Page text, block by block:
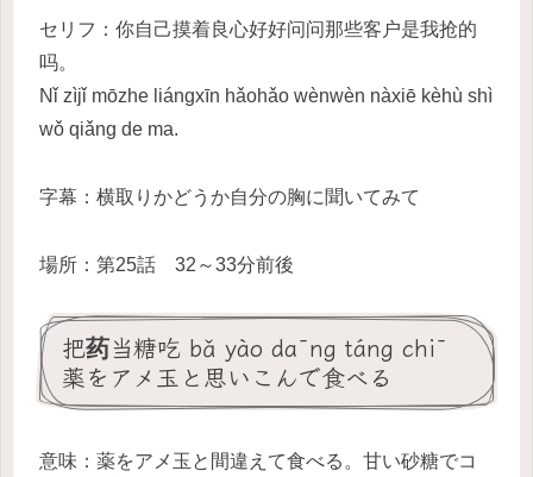
セリフ：你自己摸着良心好好问问那些客户是我抢的
吗。
Nǐ zìjǐ mōzhe liángxīn hǎohǎo wènwèn nàxiē kèhù shì
wǒ qiǎng de ma.
字幕：横取りかどうか自分の胸に聞いてみて
場所：第25話 32～33分前後
把药当糖吃 bǎ yào dāng táng chī
薬をアメ玉と思いこんで食べる
意味：薬をアメ玉と間違えて食べる。甘い砂糖でコ